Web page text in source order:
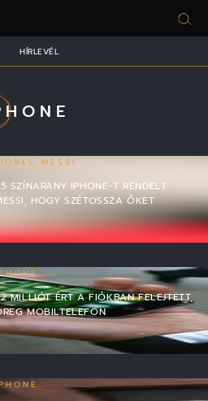
HÍRLEVÉL
MESSI
SZÍNARANY IPHONE-T RENDELT
HOGY SZÉTOSSZA ŐKET
MILLIÓT ÉRT A FIÓKBAN FELEJTETT,
MOBILTELEFON